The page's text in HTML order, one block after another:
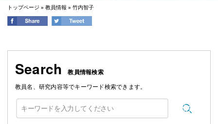
トップページ » 教員情報 » 竹内智子
Search
教員情報検索
教員名、研究内容等でキーワード検索できます。
検索